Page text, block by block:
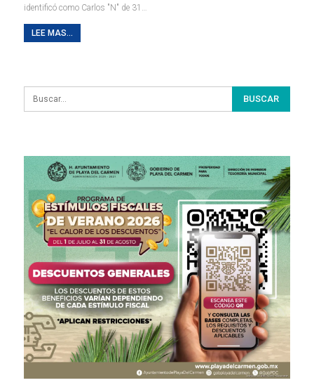
identificó como Carlos "N" de 31 …
LEE MAS...